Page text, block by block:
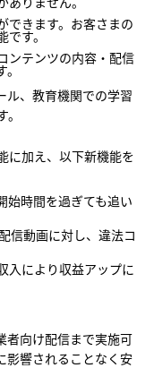
きます。お客さまの
す。
ンテンツの内容・配信
ル、教育機関での学習
に加え、以下新機能を
時間を過ぎても追い
信動画に対し、違法コ
入により収益アップに
者向け配信まで実施可
影響されることなく安